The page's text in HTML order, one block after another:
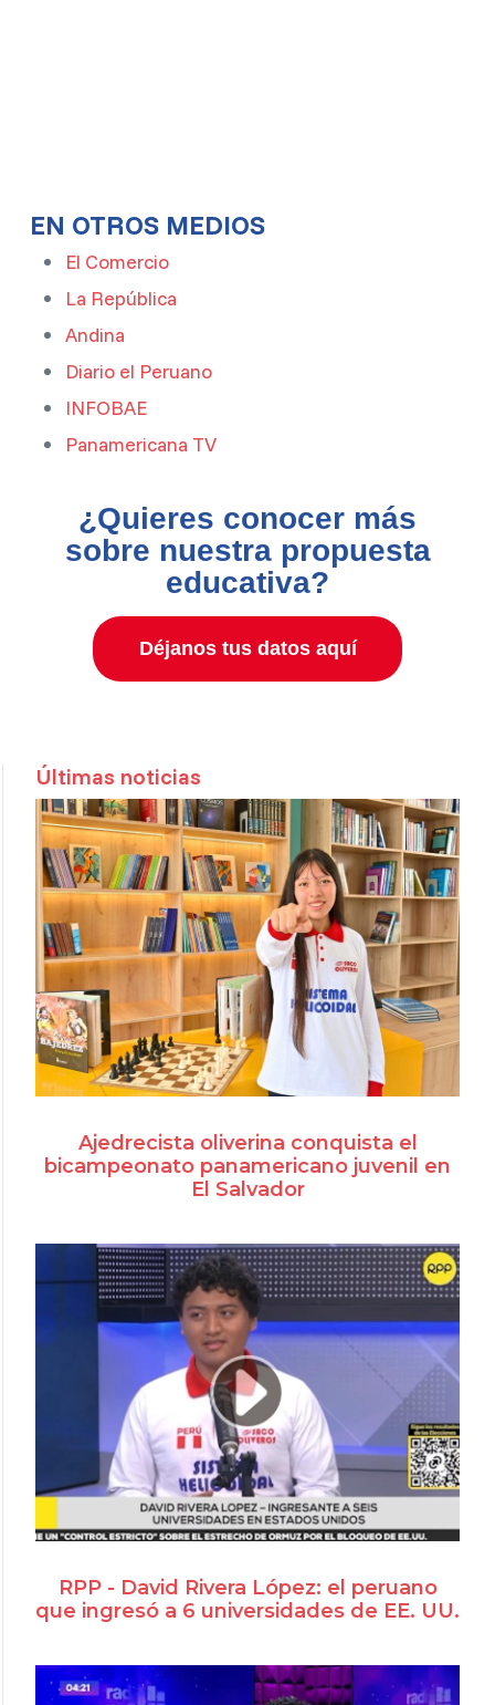
EN OTROS MEDIOS
El Comercio
La República
Andina
Diario el Peruano
INFOBAE
Panamericana TV
¿Quieres conocer más
sobre nuestra propuesta
educativa?
Déjanos tus datos aquí
Últimas noticias
Ajedrecista oliverina conquista el
bicampeonato panamericano juvenil en
El Salvador
RPP - David Rivera López: el peruano
que ingresó a 6 universidades de EE. UU.